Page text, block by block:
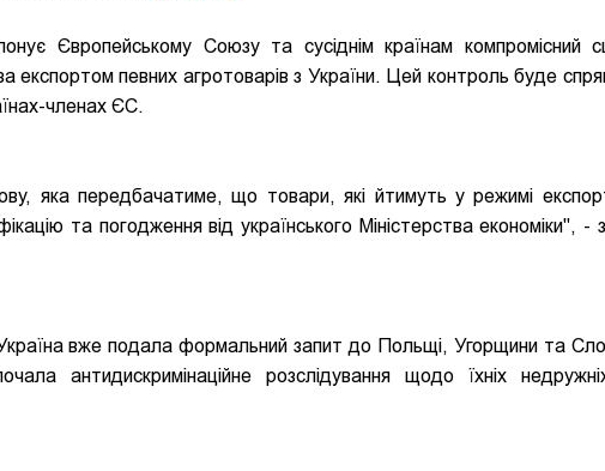
Європейському Союзу та сусіднім країнам компромісний
експортом певних агротоварів з України. Цей контроль буде
членах ЄС.
яка передбачатиме, що товари, які йтимуть у режимі
та погодження від українського Міністерства економіки", -
вже подала формальний запит до Польщі, Угорщини та
антидискримінаційне розслідування щодо їхніх